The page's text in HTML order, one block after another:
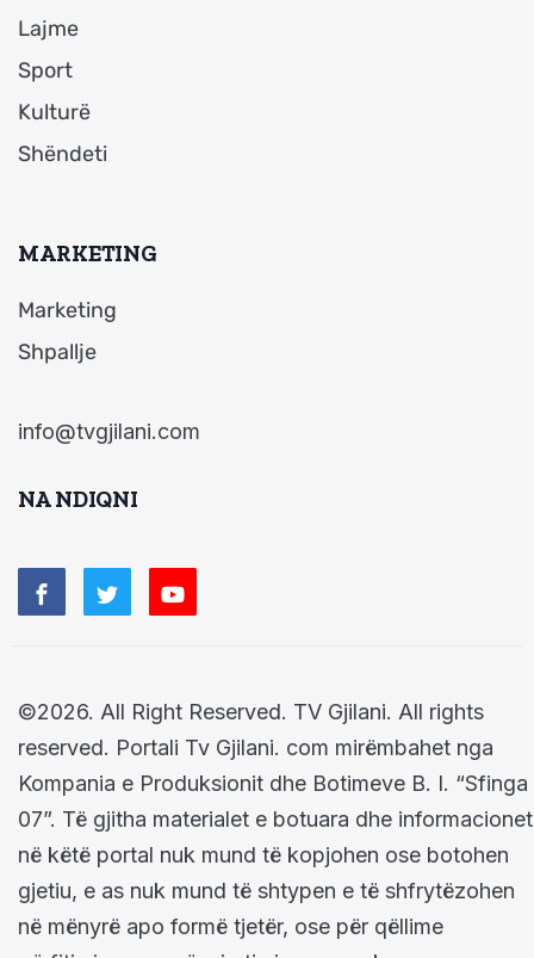
Lajme
Sport
Kulturë
Shëndeti
MARKETING
Marketing
Shpallje
info@tvgjilani.com
NA NDIQNI
©2026. All Right Reserved. TV Gjilani. All rights
reserved. Portali Tv Gjilani. com mirëmbahet nga
Kompania e Produksionit dhe Botimeve B. I. “Sfinga
07”. Të gjitha materialet e botuara dhe informacionet
në këtë portal nuk mund të kopjohen ose botohen
gjetiu, e as nuk mund të shtypen e të shfrytëzohen
në mënyrë apo formë tjetër, ose për qëllime